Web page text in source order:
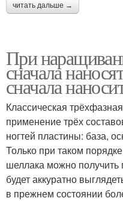
читать дальше →
При
сначала
сначала
Классическая
применение трёх
ногтей пластины: база,
Только при таком
шеллака можно получить
будет аккуратно
в прежнем состоянии